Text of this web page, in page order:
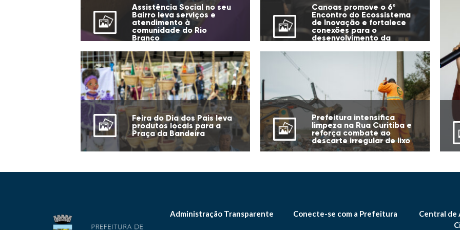
Assistência Social no seu
Bairro leva serviços e
atendimento à
comunidade do Rio
Branco
Canoas promove o 6º
Encontro do Ecossistema
de Inovação e fortalece
conexões para o
desenvolvimento da
Feira do Dia dos Pais leva
produtos locais para a
Praça da Bandeira
Prefeitura intensifica
limpeza na Rua Curitiba e
reforça combate ao
descarte irregular de lixo
Administração Transparente Conecte-se com a Prefeitura
Central de